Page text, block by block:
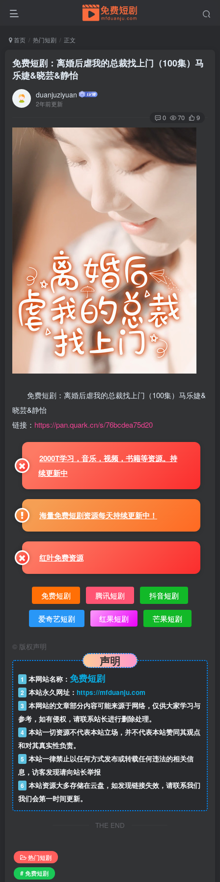
首页 热门短剧 正文
免费短剧：离婚后虐我的总裁找上门（100集）马
乐婕&晓芸&静怡
duanjuziyuan
2年前更新
0 70 9
免费短剧：离婚后虐我的总裁找上门（100集）马乐婕&
晓芸&静怡
链接： https://pan.quark.cn/s/76bcdea75d20
2000T学习，音乐，视频，书籍等资源。持
续更新中
海量免费短剧资源每天持续更新中！
红叶免费资源
免费短剧 腾讯短剧 抖音短剧
爱奇艺短剧 红果短剧 芒果短剧
© 版权声明
声明
1 本网站名称： 免费短剧
2 本站永久网址： https://mfduanju.com
3 本网站的文章部分内容可能来源于网络，仅供大家学习与
参考，如有侵权，请联系站长进行删除处理。
4 本站一切资源不代表本站立场，并不代表本站赞同其观点
和对其真实性负责。
5 本站一律禁止以任何方式发布或转载任何违法的相关信
息，访客发现请向站长举报
6 本站资源大多存储在云盘，如发现链接失效，请联系我们
我们会第一时间更新。
THE END
热门短剧
# 免费短剧